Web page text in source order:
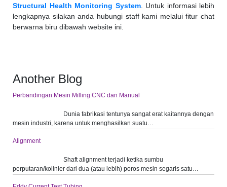
Structural Health Monitoring System. Untuk informasi lebih
lengkapnya silakan anda hubungi staff kami melalui fitur chat
berwarna biru dibawah website ini.
Another Blog
Perbandingan Mesin Milling CNC dan Manual
Dunia fabrikasi tentunya sangat erat kaitannya dengan
mesin industri, karena untuk menghasilkan suatu…
Alignment
Shaft alignment terjadi ketika sumbu
perputaran/kolinier dari dua (atau lebih) poros mesin segaris satu…